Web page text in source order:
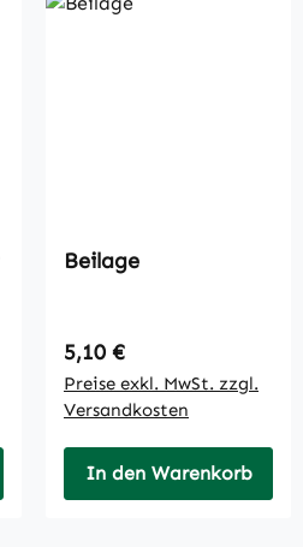
Beilage
Regulärer Preis:
5,10 €
Preise exkl. MwSt. zzgl.
Versandkosten
In den Warenkorb